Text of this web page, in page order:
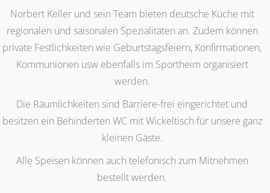
Newsletter
Kontakt
Norbert Keller und sein Team bieten deutsche Küche mit
regionalen und saisonalen Spezialitäten an. Zudem können
private Festlichkeiten wie Geburtstagsfeiern, Konfirmationen,
Kommunionen usw ebenfalls im Sportheim organisiert
werden.
Die Räumlichkeiten sind Barriere-frei eingerichtet und
besitzen ein Behinderten WC mit Wickeltisch für unsere ganz
kleinen Gäste.
Alle Speisen können auch telefonisch zum Mitnehmen
bestellt werden.